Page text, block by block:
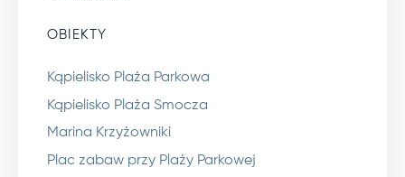
OBIEKTY
Kąpielisko Plaża Parkowa
Kąpielisko Plaża Smocza
Marina Krzyżowniki
Plac zabaw przy Plaży Parkowej